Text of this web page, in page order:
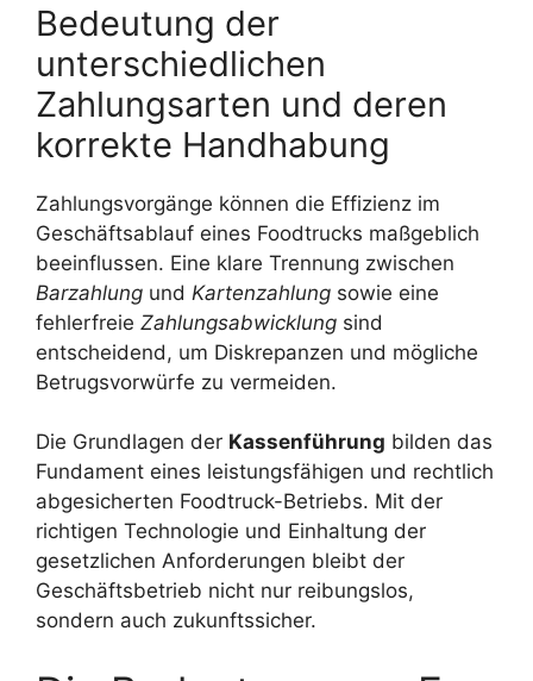
Bedeutung der
unterschiedlichen
Zahlungsarten und deren
korrekte Handhabung
Zahlungsvorgänge können die Effizienz im
Geschäftsablauf eines Foodtrucks maßgeblich
beeinflussen. Eine klare Trennung zwischen
Barzahlung und Kartenzahlung sowie eine
fehlerfreie Zahlungsabwicklung sind
entscheidend, um Diskrepanzen und mögliche
Betrugsvorwürfe zu vermeiden.
Die Grundlagen der Kassenführung bilden das
Fundament eines leistungsfähigen und rechtlich
abgesicherten Foodtruck-Betriebs. Mit der
richtigen Technologie und Einhaltung der
gesetzlichen Anforderungen bleibt der
Geschäftsbetrieb nicht nur reibungslos,
sondern auch zukunftssicher.